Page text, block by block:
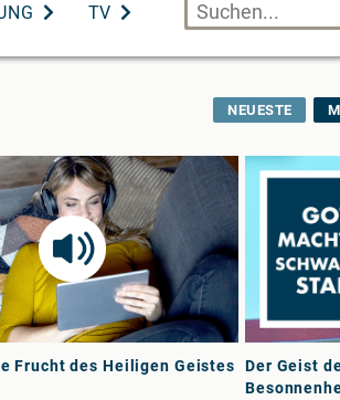
TV
NEUESTE
Frucht des Heiligen Geistes
Der Geist